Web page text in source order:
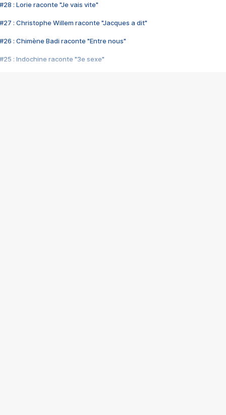
#28 : Lorie raconte "Je vais vite"
#27 : Christophe Willem raconte "Jacques a dit"
#26 : Chimène Badi raconte "Entre nous"
#25 : Indochine raconte "3e sexe"